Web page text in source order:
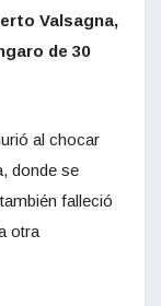
Valsagna,
de 30
al chocar
donde se
falleció
otra